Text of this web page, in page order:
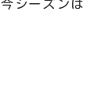
シーズンは